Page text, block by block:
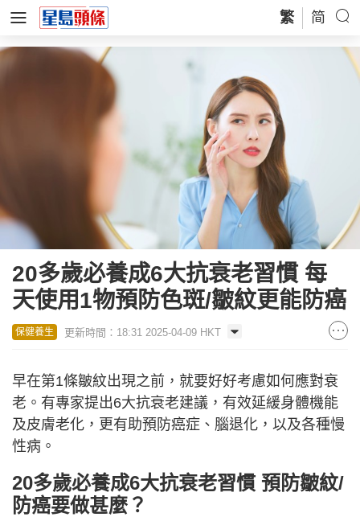
繁 简
20多歲必養成6大抗衰老習慣 每
天使用1物預防色斑/皺紋更能防癌
保健養生 更新時間：18:31 2025-04-09 HKT
早在第1條皺紋出現之前，就要好好考慮如何應對衰
老。有專家提出6大抗衰老建議，有效延緩身體機能
及皮膚老化，更有助預防癌症、腦退化，以及各種慢
性病。
20多歲必養成6大抗衰老習慣 預防皺紋/
防癌要做甚麼？